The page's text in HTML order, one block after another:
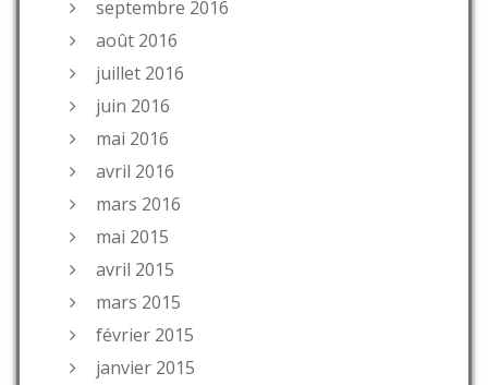
septembre 2016
août 2016
juillet 2016
juin 2016
mai 2016
avril 2016
mars 2016
mai 2015
avril 2015
mars 2015
février 2015
janvier 2015